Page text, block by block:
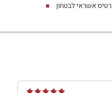
אשראי לבטחון